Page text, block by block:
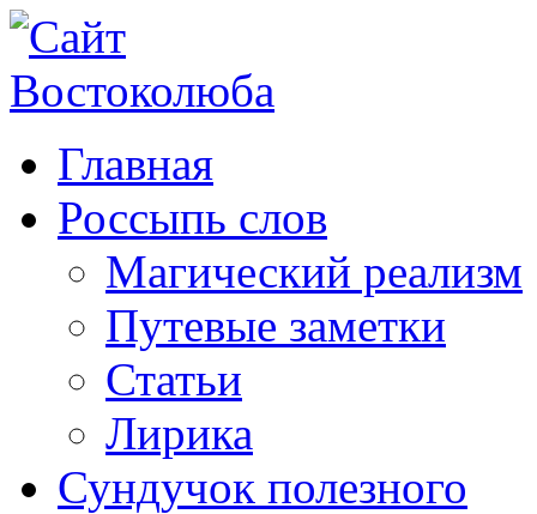
Главная
Россыпь слов
Магический реализм
Путевые заметки
Статьи
Лирика
Сундучок полезного